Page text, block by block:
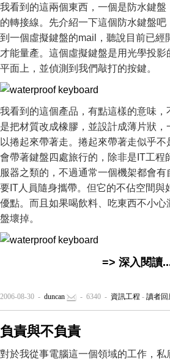
我看到的這兩個東西，一個是防水鍵盤
的轉接線。先介紹一下這個防水鍵盤
到一個虛擬鍵盤的mail，聽說目前已經
才能量產。這個虛擬鍵盤是用光學投
平面上，並偵測到我們敲打的按鍵。
我看到的這個產品，有點這樣的意味，
是把材質改成橡膠，並設計成薄片狀
以捲起來帶著走。捲起來帶著走似乎不
會帶著鍵盤四處旅行的，除非是IT工程
服器之類的，不過通常一個機架都會
要IT人員隨身攜帶。但它的不佔空間與
優點。而且如果喝飲料、吃東西不小
盤壞掉。
=> 深入閱讀
2006-08-30 - duncan - 6340 - 資訊工程 - 讀者回
負責與不負責
對於我從事電腦這一個領域的工作，私